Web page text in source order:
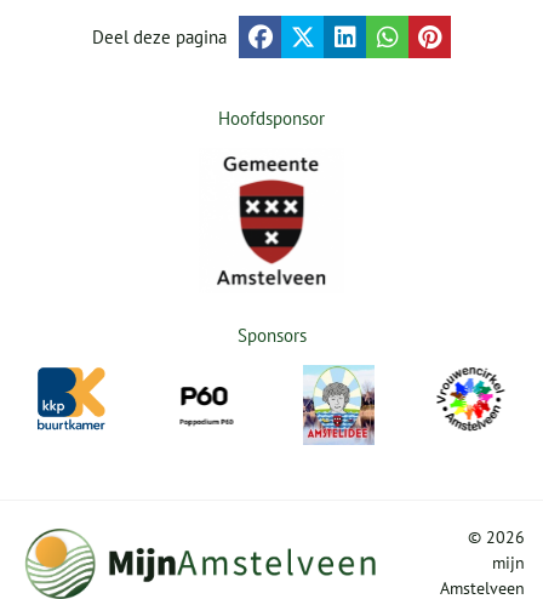
Deel deze pagina
Hoofdsponsor
Sponsors
© 2026
mijn
Amstelveen